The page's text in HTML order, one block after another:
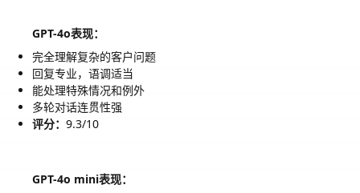
GPT-4o表现：
完全理解复杂的客户问题
回复专业，语调适当
能处理特殊情况和例外
多轮对话连贯性强
评分： 9.3/10
GPT-4o mini表现：